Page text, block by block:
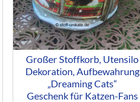
Großer Stoffkorb, Utensilo
Dekoration, Aufbewahrung
„Dreaming Cats“
Geschenk für Katzen-Fans